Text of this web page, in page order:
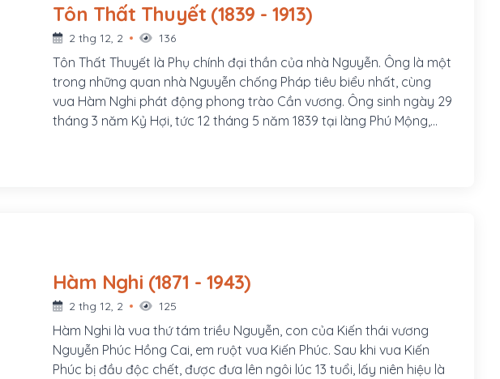
Tôn Thất Thuyết (1839 - 1913)
2 thg 12, 2 136
Tôn Thất Thuyết là Phụ chính đại thần của nhà Nguyễn. Ông là một
trong những quan nhà Nguyễn chống Pháp tiêu biểu nhất, cùng
vua Hàm Nghi phát động phong trào Cần vương. Ông sinh ngày 29
tháng 3 năm Kỷ Hợi, tức 12 tháng 5 năm 1839 tại làng Phú Mộng,
Hàm Nghi (1871 - 1943)
2 thg 12, 2 125
Hàm Nghi là vua thứ tám triều Nguyễn, con của Kiến thái vương
Nguyễn Phúc Hồng Cai, em ruột vua Kiến Phúc. Sau khi vua Kiến
Phúc bị đầu độc chết, được đưa lên ngôi lúc 13 tuổi, lấy niên hiệu là